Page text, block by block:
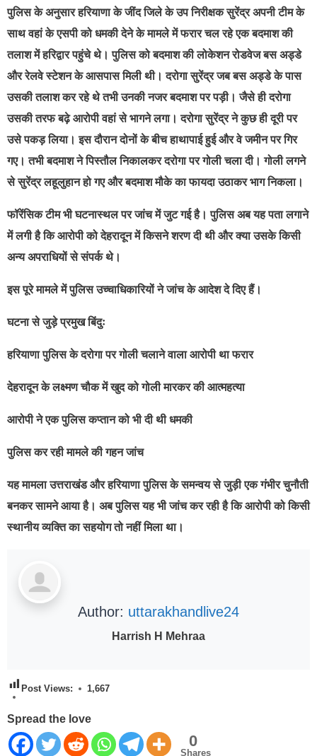
पुलिस के अनुसार हरियाणा के जींद जिले के उप निरीक्षक सुरेंद्र अपनी टीम के
साथ वहां के एसपी को धमकी देने के मामले में फरार चल रहे एक बदमाश की
तलाश में हरिद्वार पहुंचे थे। पुलिस को बदमाश की लोकेशन रोडवेज बस अड्डे
और रेलवे स्टेशन के आसपास मिली थी। दरोगा सुरेंद्र जब बस अड्डे के पास
उसकी तलाश कर रहे थे तभी उनकी नजर बदमाश पर पड़ी। जैसे ही दरोगा
उसकी तरफ बढ़े आरोपी वहां से भागने लगा। दरोगा सुरेंद्र ने कुछ ही दूरी पर
उसे पकड़ लिया। इस दौरान दोनों के बीच हाथापाई हुई और वे जमीन पर गिर
गए। तभी बदमाश ने पिस्तौल निकालकर दरोगा पर गोली चला दी। गोली लगने
से सुरेंद्र लहूलुहान हो गए और बदमाश मौके का फायदा उठाकर भाग निकला।
फॉरेंसिक टीम भी घटनास्थल पर जांच में जुट गई है। पुलिस अब यह पता लगाने
में लगी है कि आरोपी को देहरादून में किसने शरण दी थी और क्या उसके किसी
अन्य अपराधियों से संपर्क थे।
इस पूरे मामले में पुलिस उच्चाधिकारियों ने जांच के आदेश दे दिए हैं।
घटना से जुड़े प्रमुख बिंदुः
हरियाणा पुलिस के दरोगा पर गोली चलाने वाला आरोपी था फरार
देहरादून के लक्ष्मण चौक में खुद को गोली मारकर की आत्महत्या
आरोपी ने एक पुलिस कप्तान को भी दी थी धमकी
पुलिस कर रही मामले की गहन जांच
यह मामला उत्तराखंड और हरियाणा पुलिस के समन्वय से जुड़ी एक गंभीर चुनौती
बनकर सामने आया है। अब पुलिस यह भी जांच कर रही है कि आरोपी को किसी
स्थानीय व्यक्ति का सहयोग तो नहीं मिला था।
Author: uttarakhandlive24
Harrish H Mehraa
Post Views: 1,667
Spread the love
0
Shares